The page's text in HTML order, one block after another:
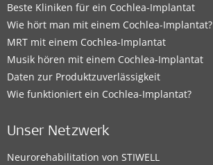
Beste Kliniken für ein Cochlea-Implantat
Wie hört man mit einem Cochlea-Implantat?
MRT mit einem Cochlea-Implantat
Musik hören mit einem Cochlea-Implantat
Daten zur Produktzuverlässigkeit
Wie funktioniert ein Cochlea-Implantat?
Unser Netzwerk
Neurorehabilitation von STIWELL